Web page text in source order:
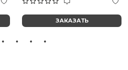
ЗАКАЗАТЬ